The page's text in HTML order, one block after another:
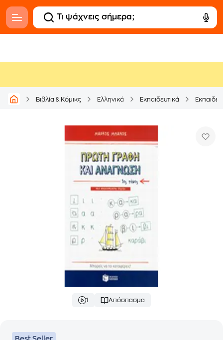
Βιβλία & Κόμικς Ελληνικά Εκπαιδευτικά
1 Απόσπασμα
Best Seller